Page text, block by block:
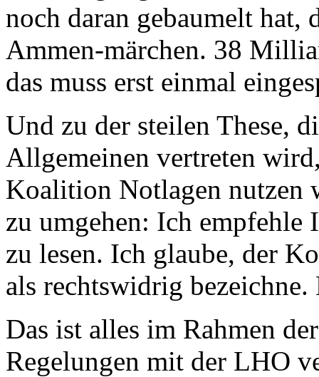
noch daran gebaumelt hat,
Ammen-märchen. 38
das muss erst einmal
Und zu der steilen These,
Allgemeinen vertreten
Koalition Notlagen nutzen
zu umgehen: Ich
zu lesen. Ich glaube, der
als rechtswidrig
Das ist alles im Rahmen
Regelungen mit der LHO